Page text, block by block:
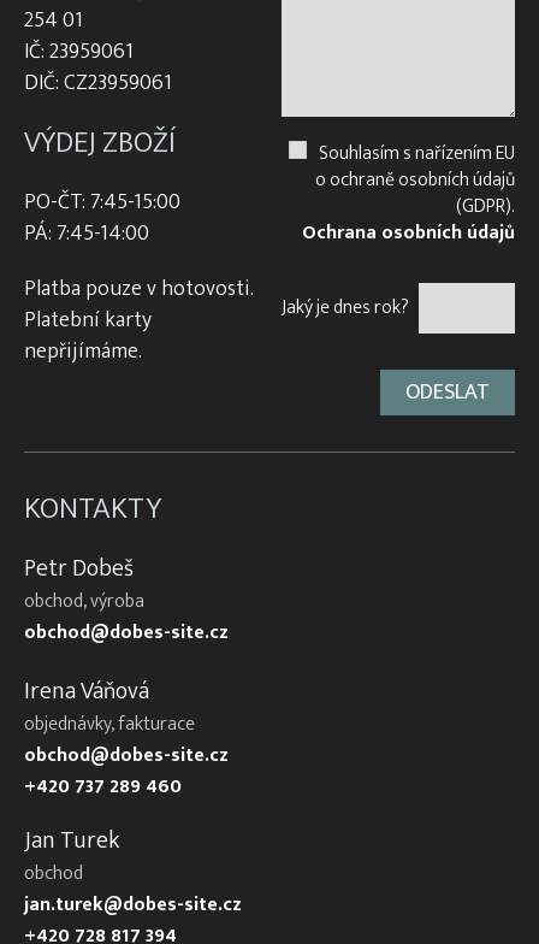
254 01
IČ: 23959061
DIČ: CZ23959061
VÝDEJ ZBOŽÍ
PO-ČT: 7:45-15:00
PÁ: 7:45-14:00
Platba pouze v hotovosti.
Platební karty
nepřijímáme.
Souhlasím s nařízením EU
o ochraně osobních údajů
(GDPR).
Ochrana osobních údajů
Jaký je dnes rok?
KONTAKTY
Petr Dobeš
obchod, výroba
obchod@dobes-site.cz
Irena Váňová
objednávky, fakturace
obchod@dobes-site.cz
+420 737 289 460
Jan Turek
obchod
jan.turek@dobes-site.cz
+420 728 817 394